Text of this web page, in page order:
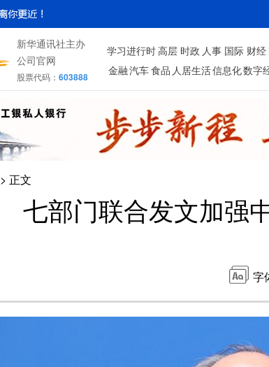
新华通讯社主办
公司官网
股票代码： 603888
学习进行时高层 时政 人事 国际 财经
金融汽车食品 人居生活信息化数字
> 正文
七部门联合发文加强
字